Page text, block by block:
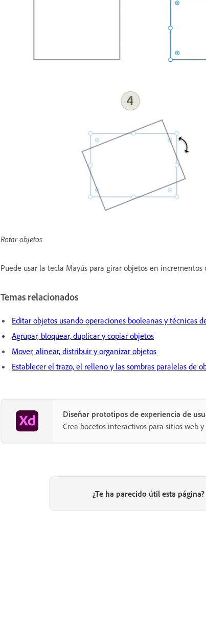
Rotar objetos
Puede usar la tecla Mayús para girar objetos en incrementos
Temas relacionados
Editar objetos usando operaciones booleanas y técnicas
Agrupar, bloquear, duplicar y copiar objetos
Mover, alinear, distribuir y organizar objetos
Establecer el trazo, el relleno y las sombras paralelas de
Diseñar prototipos de experiencia de
Crea bocetos interactivos para sitios web
¿Te ha parecido útil esta página?